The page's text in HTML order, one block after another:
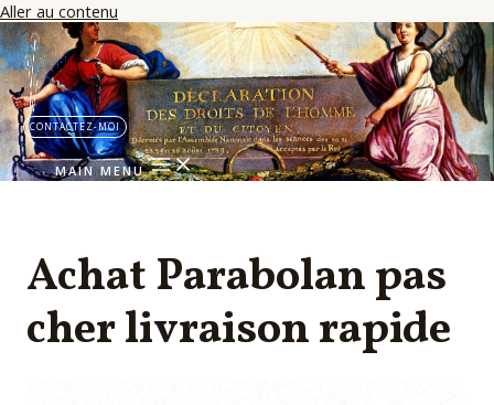
Aller au contenu
CONTACTEZ-MOI
MAIN MENU
Achat Parabolan pas
cher livraison rapide